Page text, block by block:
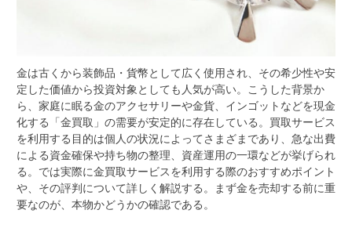
金は古くから装飾品・貨幣として広く使用され、その希少性や安
定した価値から投資対象としても人気が高い。 こうした背景か
ら、家庭に眠る金のアクセサリーや金貨、インゴットなどを現金
化する「金買取」の需要が安定的に存在している。買取サービス
を利用する目的は個人の状況によってさまざまであり、急な出費
による資金確保や持ち物の整理、資産運用の一環などが挙げられ
る。では実際に金買取サービスを利用する際のおすすめポイント
や、その評判について詳しく解説する。まず金を売却する前に重
要なのが、本物かどうかの確認である。